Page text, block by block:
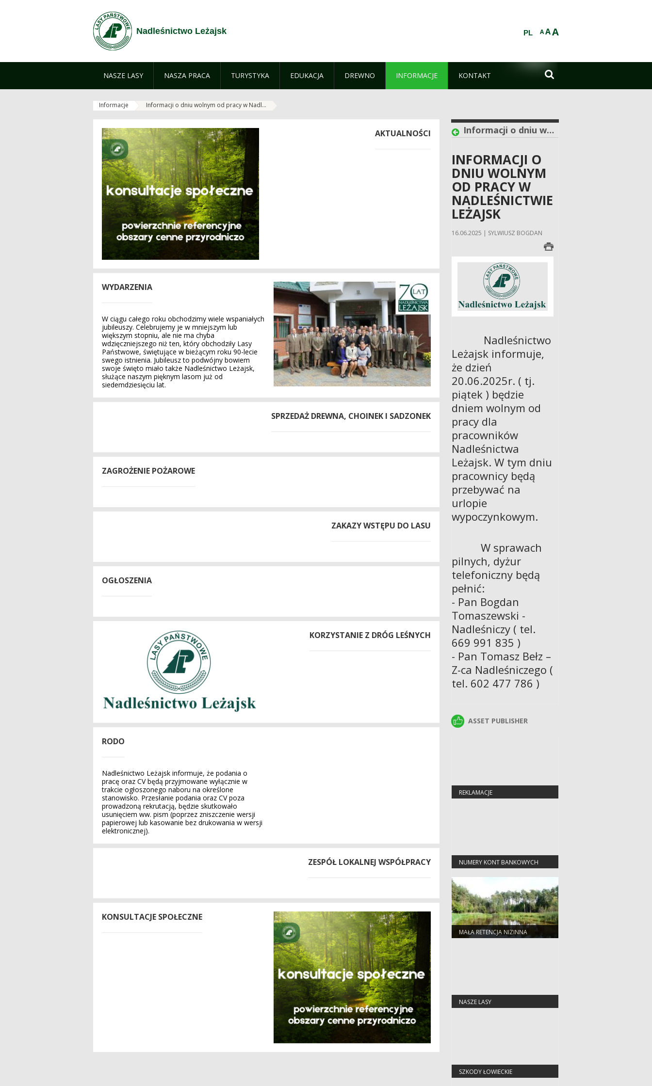
Nadleśnictwo Leżajsk AAA
PL
NASZE LASY NASZA PRACA TURYSTYKA EDUKACJA DREWNO INFORMACJE KONTAKT 
Informacje Informacji o dniu wolnym od pracy w Nadl...
AKTUALNOŚCI
WYDARZENIA
W ciągu całego roku obchodzimy wiele wspaniałych
jubileuszy. Celebrujemy je w mniejszym lub
większym stopniu, ale nie ma chyba
wdzięczniejszego niż ten, który obchodziły Lasy
Państwowe, świętujące w bieżącym roku 90-lecie
swego istnienia. Jubileusz to podwójny bowiem
swoje święto miało także Nadleśnictwo Leżajsk,
służące naszym pięknym lasom już od
siedemdziesięciu lat.
SPRZEDAŻ DREWNA, CHOINEK I SADZONEK
ZAGROŻENIE POŻAROWE
ZAKAZY WSTĘPU DO LASU
OGŁOSZENIA
KORZYSTANIE Z DRÓG LEŚNYCH
RODO
Nadleśnictwo Leżajsk informuje, że podania o
pracę oraz CV będą przyjmowane wyłącznie w
trakcie ogłoszonego naboru na określone
stanowisko. Przesłanie podania oraz CV poza
prowadzoną rekrutacją, będzie skutkowało
usunięciem ww. pism (poprzez zniszczenie wersji
papierowej lub kasowanie bez drukowania w wersji
elektronicznej).
ZESPÓŁ LOKALNEJ WSPÓŁPRACY
KONSULTACJE SPOŁECZNE
Informacji o dniu wolnym od pracy w Nadleśnictwie Leżajsk
INFORMACJI O
DNIU WOLNYM
OD PRACY W
NADLEŚNICTWIE
LEŻAJSK
16.06.2025 | SYLWIUSZ BOGDAN
Nadleśnictwo
Leżajsk informuje,
że dzień
20.06.2025r. ( tj.
piątek ) będzie
dniem wolnym od
pracy dla
pracowników
Nadleśnictwa
Leżajsk. W tym dniu
pracownicy będą
przebywać na
urlopie
wypoczynkowym.
W sprawach
pilnych, dyżur
telefoniczny będą
pełnić:
- Pan Bogdan
Tomaszewski -
Nadleśniczy ( tel.
669 991 835 )
- Pan Tomasz Bełz –
Z-ca Nadleśniczego (
tel. 602 477 786 )
ASSET PUBLISHER
ASSET PUBLISHER
REKLAMACJE
NUMERY KONT BANKOWYCH
MAŁA RETENCJA NIZINNA
NASZE LASY
SZKODY ŁOWIECKIE